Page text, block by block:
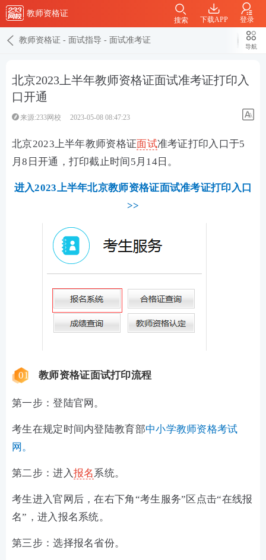
教师资格证
下载APP 登录
搜索
教师资格证 - 面试指导 - 面试准考证
导航
北京2023上半年教师资格证面试准考证打印入
口开通
来源:233网校 2023-05-08 08:47:23
北京2023上半年教师资格证面试准考证打印入口于5
月8日开通，打印截止时间5月14日。
进入2023上半年北京教师资格证面试准考证打印入口
>>
01 教师资格证面试打印流程
第一步：登陆官网。
考生在规定时间内登陆教育部中小学教师资格考试
网。
第二步：进入报名系统。
考生进入官网后，在右下角“考生服务”区点击“在线报
名”，进入报名系统。
第三步：选择报名省份。